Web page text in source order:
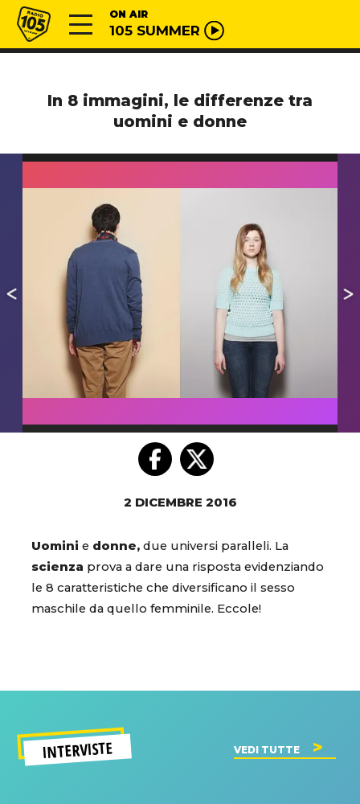
Vai al contenuto
Radio 105 ON AIR
105 SUMMER
In 8 immagini, le differenze tra
uomini e donne
2 DICEMBRE 2016
Uomini e donne, due universi paralleli. La
scienza prova a dare una risposta evidenziando
le 8 caratteristiche che diversificano il sesso
maschile da quello femminile. Eccole!
INTERVISTE VEDI TUTTE